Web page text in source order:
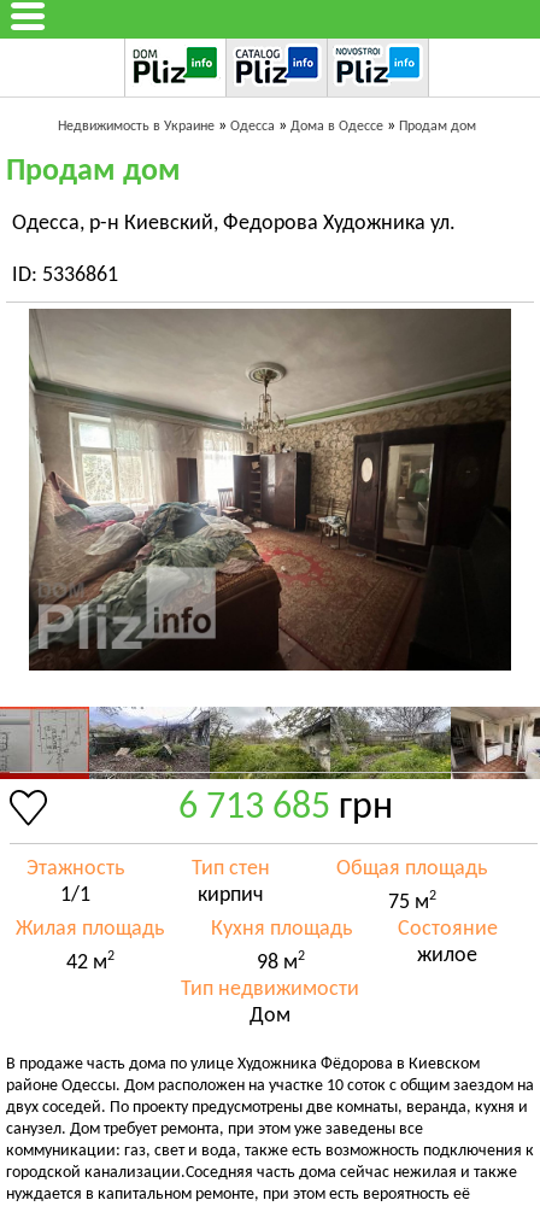
Недвижимость в Украине » Одесса » Дома в Одессе » Продам дом
Продам дом
Одесса, р-н Киевский, Федорова Художника ул.
ID: 5336861
6 713 685 грн
Этажность
1/1
Тип стен
кирпич
Общая площадь
75 м2
Жилая площадь
42 м2
Кухня площадь
98 м2
Состояние
жилое
Тип недвижимости
Дом
В продаже часть дома по улице Художника Фёдорова в Киевском
районе Одессы. Дом расположен на участке 10 соток с общим заездом на
двух соседей. По проекту предусмотрены две комнаты, веранда, кухня и
санузел. Дом требует ремонта, при этом уже заведены все
коммуникации: газ, свет и вода, также есть возможность подключения к
городской канализации.Соседняя часть дома сейчас нежилая и также
нуждается в капитальном ремонте, при этом есть вероятность её